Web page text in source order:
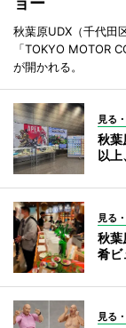
秋葉原UDX（千代田
「TOKYO MOTOR
が開かれる。
見る
秋
以上
見る
秋
肴ビ
見る